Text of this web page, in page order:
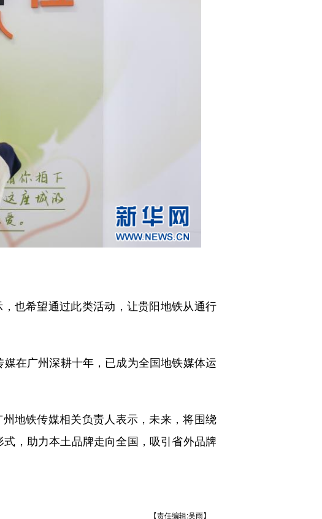
也希望通过此类活动，让贵阳地铁从通行
在广州深耕十年，已成为全国地铁媒体运
地铁传媒相关负责人表示，未来，将围绕
，助力本土品牌走向全国，吸引省外品牌
【责任编辑:吴雨】